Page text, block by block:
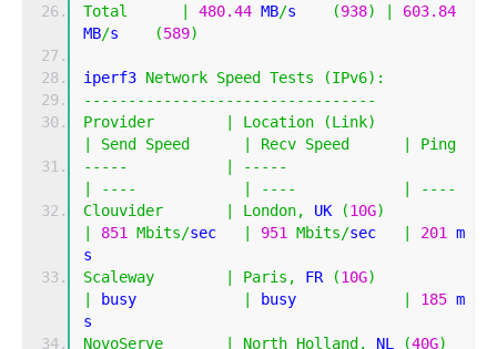
Total
480.44 MB/s (938)
603.84
MB/s (589)
iperf3 Network Speed Tests (IPv6):
---------------------------------
Provider
Location (Link)
Send Speed Recv Speed
Ping
-----
-----
---- ----
----
Clouvider
London, UK (10G)
851 Mbits/sec 951 Mbits/sec 201 m
s
Scaleway
Paris , FR (10G)
busy busy 185 m
s
NovoServe
North Holland , NL (40G)